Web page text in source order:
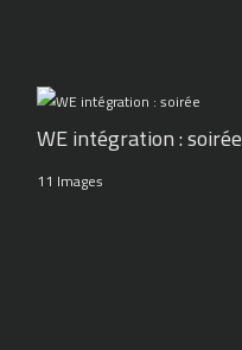
WE intégration : soirée
11 Images